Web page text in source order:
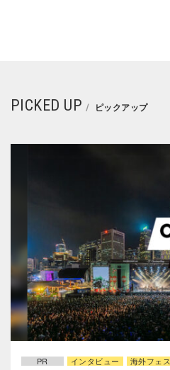
PICKED UP ピックアップ
PR インタビュー 海外フェス